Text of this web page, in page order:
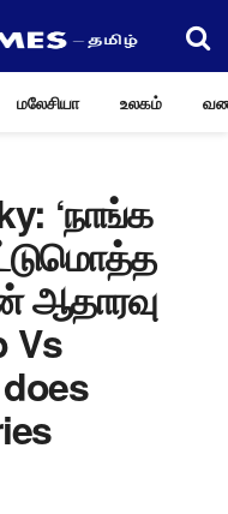
மலேசியா உலகம்
‘நாங்க
ஆதாரவு
Vs